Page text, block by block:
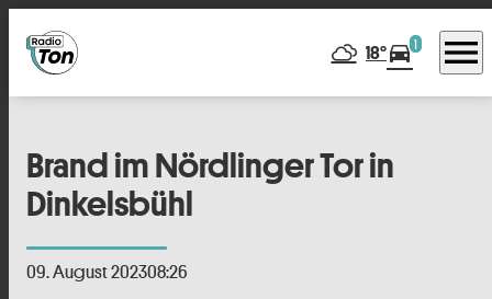
18°directions_car1 menu
Brand im Nördlinger Tor in
Dinkelsbühl
09. August 202308:26